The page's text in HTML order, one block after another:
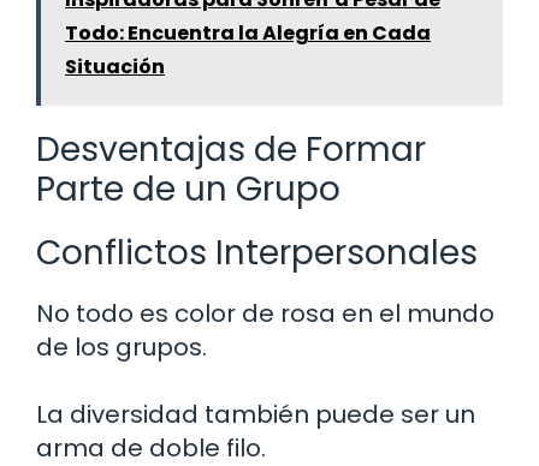
Todo: Encuentra la Alegría en Cada
Situación
Desventajas de Formar
Parte de un Grupo
Conflictos Interpersonales
No todo es color de rosa en el mundo
de los grupos.
La diversidad también puede ser un
arma de doble filo.